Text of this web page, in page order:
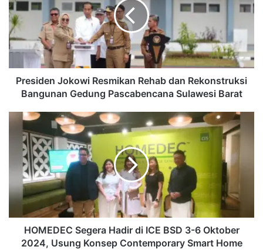
Rehab
dan
Rekonstruksi
Bangunan
Gedung
Pascabencana
Sulawesi
Barat
Presiden Jokowi Resmikan Rehab dan Rekonstruksi
Bangunan Gedung Pascabencana Sulawesi Barat
HOMEDEC
Segera
Hadir
BSD
3-
Oktober
2024,
Usung
HOMEDEC Segera Hadir di ICE BSD 3-6 Oktober
2024, Usung Konsep Contemporary Smart Home